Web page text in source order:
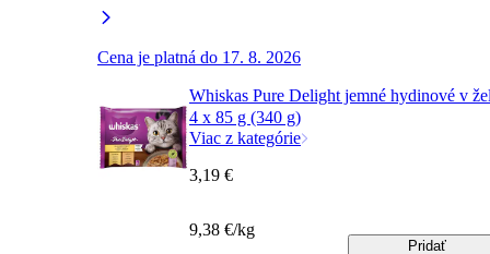
Cena je platná do 17. 8. 2026
Whiskas Pure Delight jemné hydinové v
4 x 85 g (340 g)
Viac z kategórie
3,19 €
9,38 €/kg
Pridať